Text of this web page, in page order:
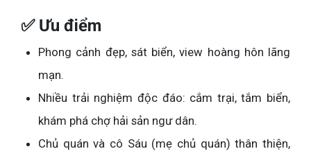
✅ Ưu điểm
Phong cảnh đẹp, sát biển, view hoàng hôn lãng
mạn.
Nhiều trải nghiệm độc đáo: cắm trại, tắm biển,
khám phá chợ hải sản ngư dân.
Chủ quán và cô Sáu (mẹ chủ quán) thân thiện,